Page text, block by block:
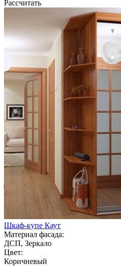
Рассчитать
Шкаф-купе Каут
Материал фасада:
ДСП, Зеркало
Цвет:
Коричневый